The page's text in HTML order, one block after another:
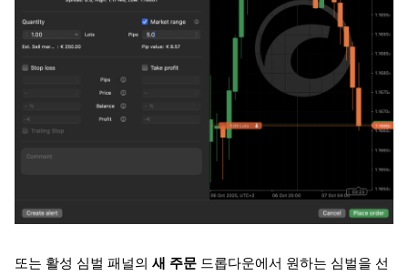
또는 활성 심벌 패널의 새 주문 드롭다운에서 원하는 심벌을 선